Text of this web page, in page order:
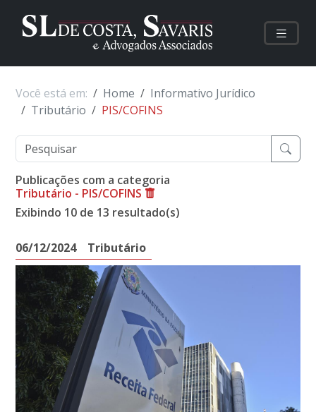
Você está em: Home
Informativo Jurídico
Tributário
PIS/COFINS
Publicações com a categoria
Tributário - PIS/COFINS
Exibindo 10 de 13 resultado(s)
06/12/2024 Tributário